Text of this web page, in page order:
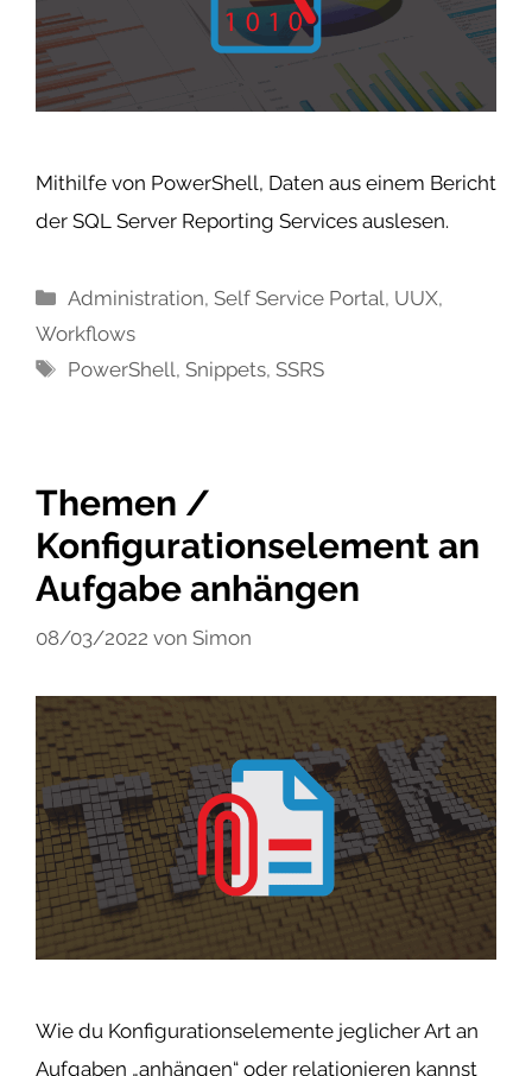
Mithilfe von PowerShell, Daten aus einem Bericht
der SQL Server Reporting Services auslesen.
Kategorien
Administration,Self Service Portal, UUX,
Workflows
Schlagwörter
PowerShell,Snippets,SSRS
Themen /
Konfigurationselement an
Aufgabe anhängen
08/03/2022 von Simon
Wie du Konfigurationselemente jeglicher Art an
Aufgaben „anhängen“ oder relationieren kannst